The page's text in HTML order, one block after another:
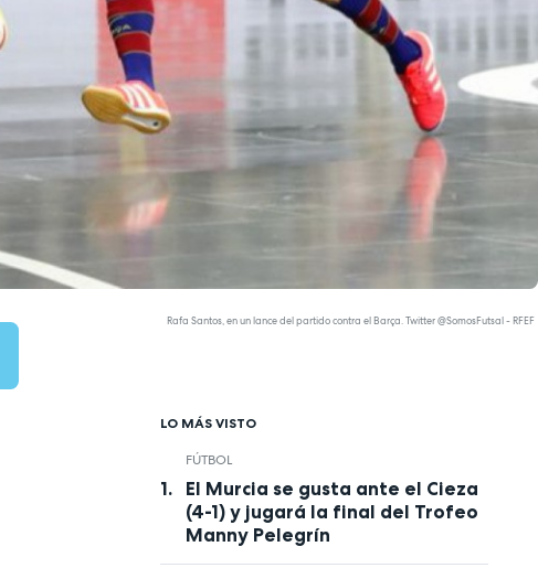
Rafa Santos, en un lance del partido contra el Barça. Twitter @SomosFutsal - RFEF
LO MÁS VISTO
FÚTBOL
El Murcia se gusta ante el Cieza
(4-1) y jugará la final del Trofeo
Manny Pelegrín